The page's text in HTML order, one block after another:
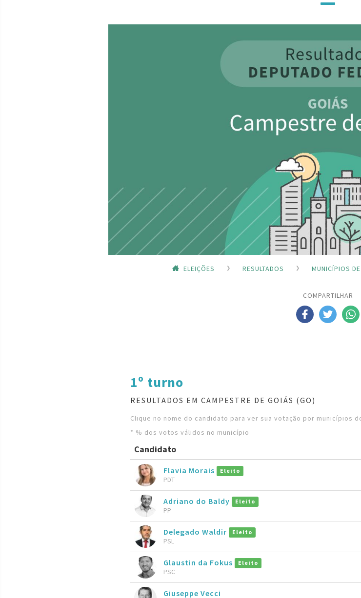
ELEIÇÕES RESULTADOS MUNICÍPIOS
COMPARTILHAR
1º turno
RESULTADOS EM CAMPESTRE DE GOIÁS (GO)
Clique no nome do candidato para ver sua votação por municípios
* % dos votos válidos no município
Candidato
Flavia Morais Eleito
PDT
Adriano do Baldy Eleito
PP
Delegado Waldir Eleito
PSL
Glaustin da Fokus Eleito
PSC
Giuseppe Vecci